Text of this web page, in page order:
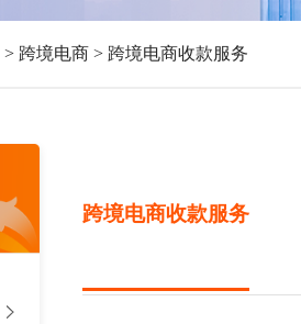
> 跨境电商> 跨境电商收款服务
跨境电商收款服务